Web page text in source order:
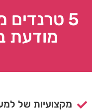
5
מודעת
מקצועיות של למעלה